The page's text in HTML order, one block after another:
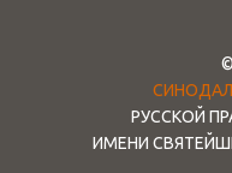
РУССКОЙ
ИМЕНИ